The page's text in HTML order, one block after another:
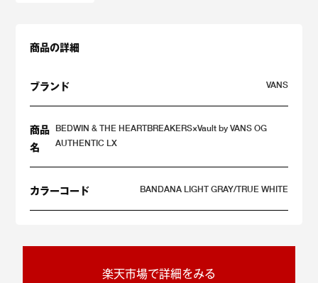
商品の詳細
ブランド VANS
商品
名
BEDWIN & THE HEARTBREAKERS×Vault by VANS OG
AUTHENTIC LX
カラーコード BANDANA LIGHT GRAY/TRUE WHITE
楽天市場で詳細をみる